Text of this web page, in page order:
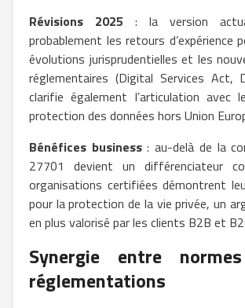
Révisions 2025 : la version
probablement les retours d’expérience
évolutions jurisprudentielles et les
réglementaires (Digital Services Act,
clarifie également l’articulation avec
protection des données hors Union
Bénéfices business: au-delà de la
27701 devient un différenciateur
organisations certifiées démontrent
pour la protection de la vie privée, un
en plus valorisé par les clients B2B et
Synergie entre
réglementations